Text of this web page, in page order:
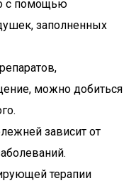
с помощью
заполненных
можно добиться
зависит от
терапии